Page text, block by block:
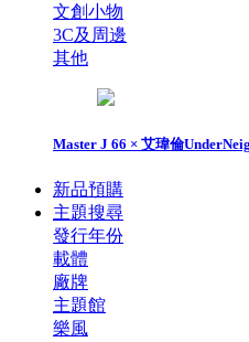
文創小物
3C及周邊
其他
Master J 66 × 艾瑋倫
新品預購
主題搜尋
發行年份
載體
廠牌
主題館
樂風